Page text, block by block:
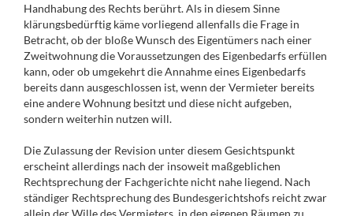
Handhabung des Rechts berührt. Als in diesem Sinne
klärungsbedürftig käme vorliegend allenfalls die Frage in
Betracht, ob der bloße Wunsch des Eigentümers nach einer
Zweitwohnung die Voraussetzungen des Eigenbedarfs erfüllen
kann, oder ob umgekehrt die Annahme eines Eigenbedarfs
bereits dann ausgeschlossen ist, wenn der Vermieter bereits
eine andere Wohnung besitzt und diese nicht aufgeben,
sondern weiterhin nutzen will.
Die Zulassung der Revision unter diesem Gesichtspunkt
erscheint allerdings nach der insoweit maßgeblichen
Rechtsprechung der Fachgerichte nicht nahe liegend. Nach
ständiger Rechtsprechung des Bundesgerichtshofs reicht zwar
allein der Wille des Vermieters, in den eigenen Räumen zu